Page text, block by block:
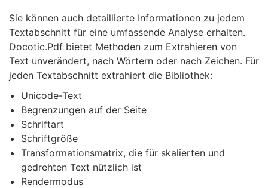
Sie können auch detaillierte Informationen zu jedem
Textabschnitt für eine umfassende Analyse erhalten.
Docotic.Pdf bietet Methoden zum Extrahieren von
Text unverändert, nach Wörtern oder nach Zeichen. Für
jeden Textabschnitt extrahiert die Bibliothek:
Unicode-Text
Begrenzungen auf der Seite
Schriftart
Schriftgröße
Transformationsmatrix, die für skalierten und
gedrehten Text nützlich ist
Rendermodus